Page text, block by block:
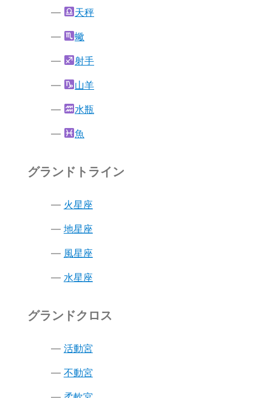
天秤
蠍
射手
山羊
水瓶
魚
グランドトライン
火星座
地星座
風星座
水星座
グランドクロス
活動宮
不動宮